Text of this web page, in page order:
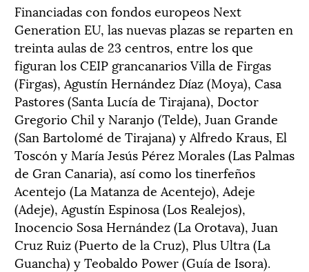
Financiadas con fondos europeos Next
Generation EU, las nuevas plazas se reparten en
treinta aulas de 23 centros, entre los que
figuran los CEIP grancanarios Villa de Firgas
(Firgas), Agustín Hernández Díaz (Moya), Casa
Pastores (Santa Lucía de Tirajana), Doctor
Gregorio Chil y Naranjo (Telde), Juan Grande
(San Bartolomé de Tirajana) y Alfredo Kraus, El
Toscón y María Jesús Pérez Morales (Las Palmas
de Gran Canaria), así como los tinerfeños
Acentejo (La Matanza de Acentejo), Adeje
(Adeje), Agustín Espinosa (Los Realejos),
Inocencio Sosa Hernández (La Orotava), Juan
Cruz Ruiz (Puerto de la Cruz), Plus Ultra (La
Guancha) y Teobaldo Power (Guía de Isora).